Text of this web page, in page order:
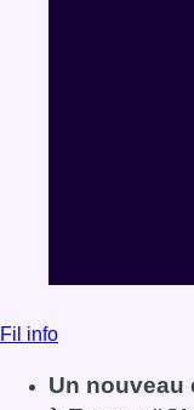
Fil info
Un nouveau